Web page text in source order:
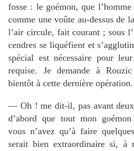
fosse : le goémon, que
comme une voûte au-dessus de
l’air circule, fait courant ; sous
cendres se liquéfient et
spécial est nécessaire pour
requise. Je demande à
bientôt à cette dernière opération.
— Oh ! me dit-il, pas avant
d’abord que tout mon
vous n’avez qu’à faire
serait bien extraordinaire si, à